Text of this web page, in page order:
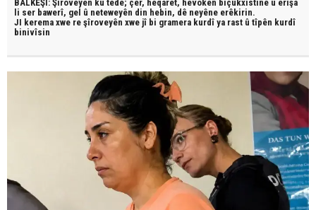
BALKÊŞÎ: Şîroveyên ku têde; çêr, heqaret, hevokên biçûkxistinê û êrîşa
li ser bawerî, gel û neteweyên din hebin, dê neyêne erêkirin.
JI kerema xwe re şîroveyên xwe jî bi gramera kurdî ya rast û tîpên kurdî
binivîsin